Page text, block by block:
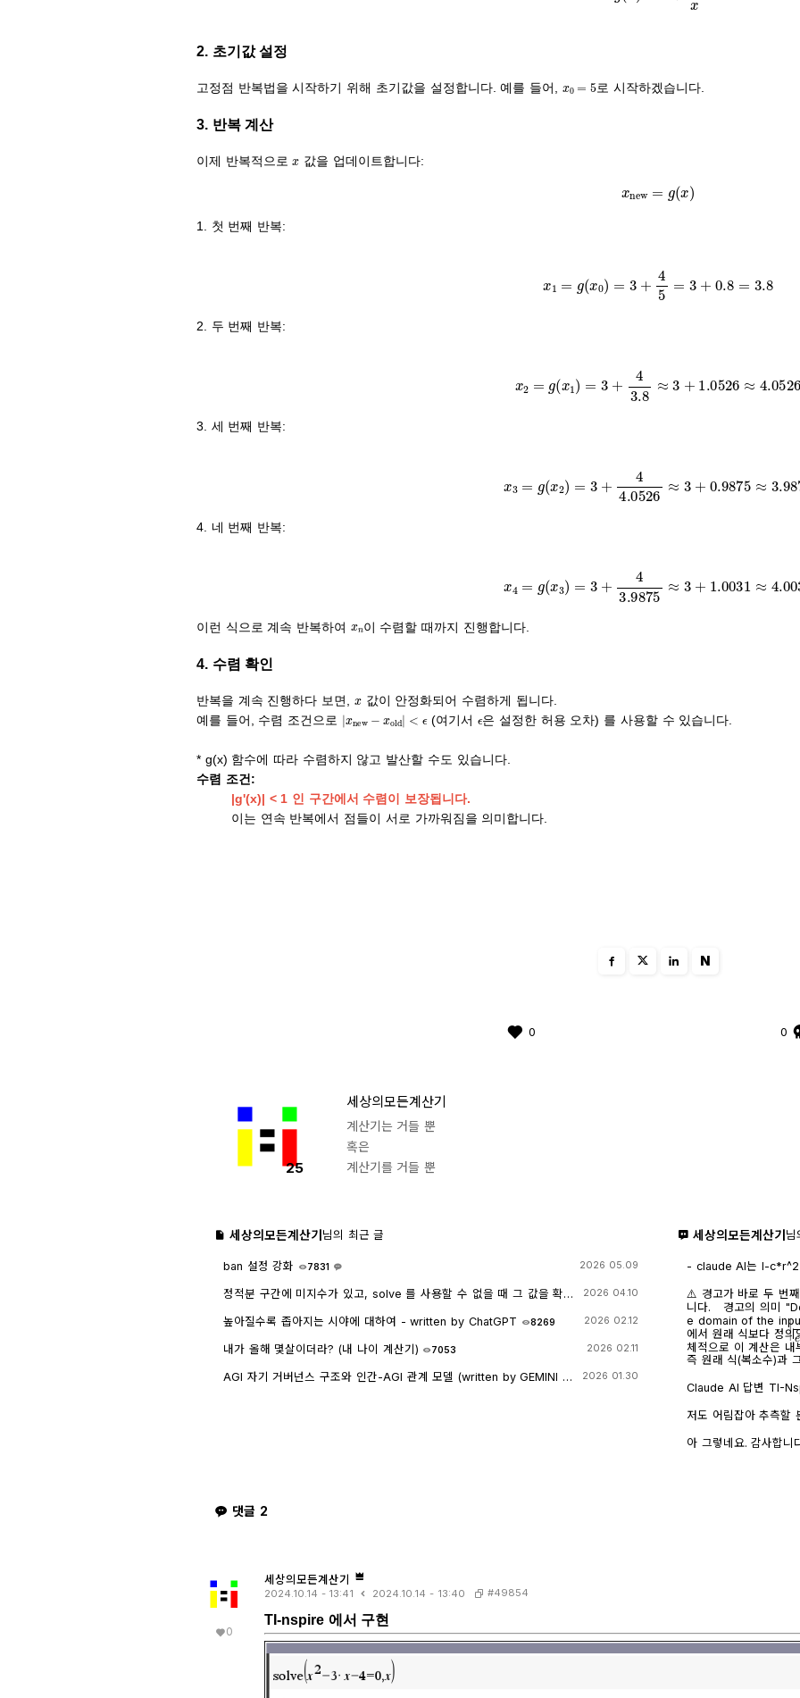
2. 초기값 설정
고정점 반복법을 시작하기 위해 초기값을 설정합니다. 예를 들어, x 5로 시작하겠습니다.
3. 반복 계산
이제 반복적으로 값을 업데이트합니다:
new =g( x
1. 첫 번째 반복:
x 1=g(x0)=3+ 45 =3+0.8=3.8
2. 두 번째 반복:
x2 = g(x1 = 3+4 3.8 ≈3 + 1.0526≈4.0526
3. 세 번째 반복:
x3 =g(x2) =3+4 4.0526 ≈3+0.9875 ≈
4. 네 번째 반복:
x4 =g(x3) =3+4 3.9875 ≈3+1.0031 ≈
이런 식으로 계속 반복하여 이 수렴할 때까지 진행합니다.
4. 수렴 확인
반복을 계속 진행하다 보면,
값이 안정화되어 수렴하게 됩니다.
예를 들어, 수렴 조건으로 |x −x old| ϵ
(여기서 ϵ은 설정한 허용 오차) 를 사용할 수 있습니다.
* g(x) 함수에 따라 수렴하지 않고 발산할 수도 있습니다.
수렴 조건:
|g'(x)| < 1 인 구간에서 수렴이 보장됩니다.
이는 연속 반복에서 점들이 서로 가까워짐을 의미합니다.
N
0 0
25
세상의모든계산기
계산기는 거들 뿐
혹은
계산기를 거들 뿐
세상의모든계산기님의 최근 글
ban 설정 강화
7831
2026 05.09
정적분 구간에 미지수가 있고, solve 를 사용할 수 없을 때 그 값을 확
2026 04.10
높아질수록 좁아지는 시야에 대하여 - written by ChatGPT 8269 2026 02.12
내가 올해 몇살이더라? (내 나이 계산기) 7053 2026 02.11
AGI 자기 거버넌스 구조와 인간-AGI 관계 모델 (written by GEMINI &
2026 01.30
세상의모든계산기님
- claude AI는 l-c*r^2 을 1-c*r^2 으로 잘못
도 결과는 바뀌지 않습
⚠️ 경고가 바로 두 번
니다. 경고의 의미 "Domain of the result might be larger than th
e domain of the
에서 원래 식보다 정의
체적으로 이 계산은 내
|e
즉 원래 식(복소수)과
→ x 또는 √a·√b →
일일이 다 추적하지
무관하게) 정의되는
기 때문에 뒤에 이어지
만 그 대가로, 결과인
Claude AI 답변 TI-Nspire CAS의 | (such that / 조건대입) 연산자는
후에 처음부터 다시 "
첫 번째 경우 (|er/(e·r)| |
거하는 연산입니다. 그 연산을 조건 대입 이전에 해두면, 이후 대입은 단
순 실수 대입이라 문제없이 정리됩니다.
저도 어림잡아 추측할
AI에 넣어 보니 claude AI 가 제일 합리적인 답변을 주어서 이를 붙여
아 그렇네요. 감사합니
댓글 2
0
세상의모든계산기
2024.10.14 - 13:41 2024.10.14 - 13:40 #49854
TI-nspire 에서 구현